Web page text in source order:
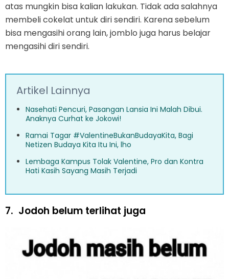
atas mungkin bisa kalian lakukan. Tidak ada salahnya
membeli cokelat untuk diri sendiri. Karena sebelum
bisa mengasihi orang lain, jomblo juga harus belajar
mengasihi diri sendiri.
Artikel Lainnya
Nasehati Pencuri, Pasangan Lansia Ini Malah Dibui.
Anaknya Curhat ke Jokowi!
Ramai Tagar #ValentineBukanBudayaKita, Bagi
Netizen Budaya Kita Itu Ini, lho
Lembaga Kampus Tolak Valentine, Pro dan Kontra
Hati Kasih Sayang Masih Terjadi
7. Jodoh belum terlihat juga